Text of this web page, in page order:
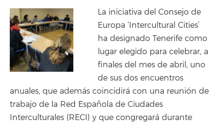
La iniciativa del Consejo de
Europa ‘Intercultural Cities’
ha designado Tenerife como
lugar elegido para celebrar, a
finales del mes de abril, uno
de sus dos encuentros
anuales, que además coincidirá con una reunión de
trabajo de la Red Española de Ciudades
Interculturales (RECI) y que congregará durante